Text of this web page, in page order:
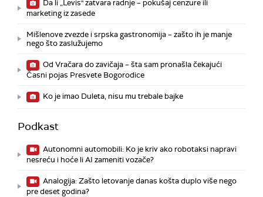
Da li „Levis" zatvara radnje – pokušaj cenzure ili
marketing iz zasede
Mišlenove zvezde i srpska gastronomija – zašto ih je manje
nego što zaslužujemo
Od Vračara do zavičaja – šta sam pronašla čekajući
Časni pojas Presvete Bogorodice
Ko je imao Duleta, nisu mu trebale bajke
Podkast
Autonomni automobili: Ko je kriv ako robotaksi napravi
nesreću i hoće li AI zameniti vozače?
Analogija: Zašto letovanje danas košta duplo više nego
pre deset godina?